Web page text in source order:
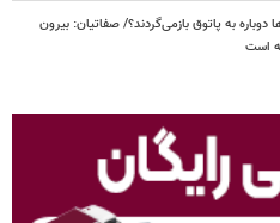
دوباره به پاتوق بازمی‌گردند؟/ صفاتیان: بیرون
است